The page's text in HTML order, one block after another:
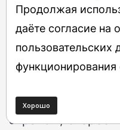
Кому стоит
базовой модели
Пользователи,
собой
экраном, скорее
Продолжая
даёте согласие на
пользовательских
функционирования